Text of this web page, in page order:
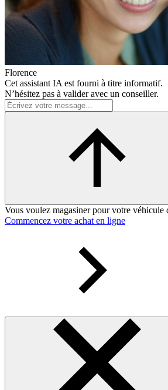
Florence
Cet assistant IA est fourni à titre informatif.
N’hésitez pas à valider avec un conseiller.
Vous voulez magasiner pour votre véhicule
Commencez votre achat en ligne